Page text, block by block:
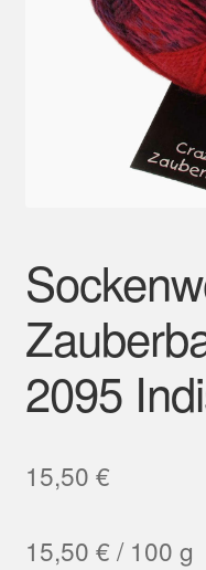
2095
15,50 €
15,50 € / 100 g